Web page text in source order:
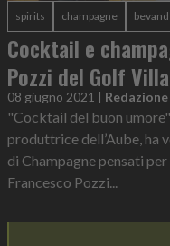
spirits champagne
Cocktail e
Pozzi del Golf Villa
08 giugno 2021 | Redazione
"Cocktail del buon
produttrice dell’Aube, ha
di Champagne pensati
Francesco Pozzi...